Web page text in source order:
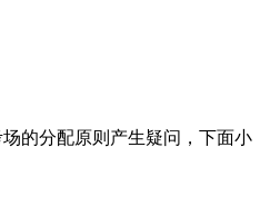
的分配原则产生疑问，下面小